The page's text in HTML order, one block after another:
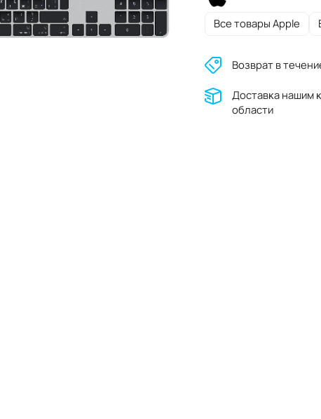
Все товары Apple
Возврат в
Доставĸа нашим
области